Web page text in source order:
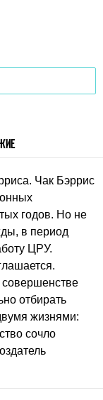
Чак Бэррис
годов. Но не
в период
ЦРУ.
совершенстве
отбирать
жизнями:
сочло